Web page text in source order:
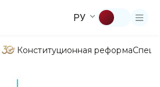
РУ
Конституционная реформа